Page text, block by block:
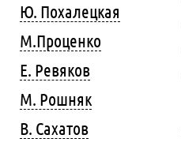
Ю. Похалецкая
М.Проценко
Е. Ревяков
М. Рошняк
В. Сахатов